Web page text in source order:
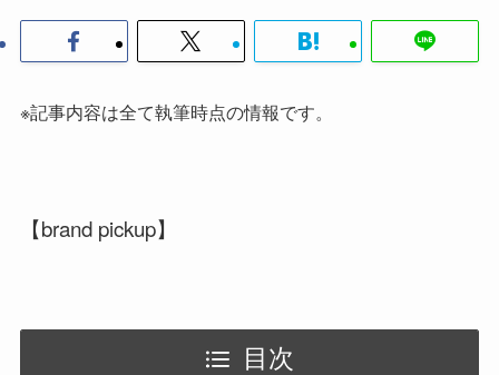
※記事内容は全て執筆時点の情報です。
【brand pickup】
目次